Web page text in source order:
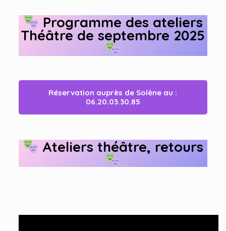
Programme des ateliers
Théâtre de septembre 2025
Réservation auprès de Solène au :
06.20.03.30.85
Ateliers théâtre, retours